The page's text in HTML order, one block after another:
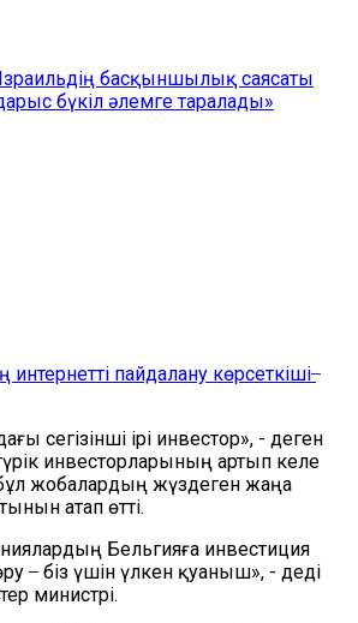
басқыншылық саясаты
бүкіл әлемге таралады»
пайдалану көрсеткіші
сегізінші ірі инвестор», - деген
инвесторларының артып келе
жобалардың жүздеген жаңа
атап өтті.
Бельгияға инвестиция
біз үшін үлкен қуаныш», - деді
министрі.